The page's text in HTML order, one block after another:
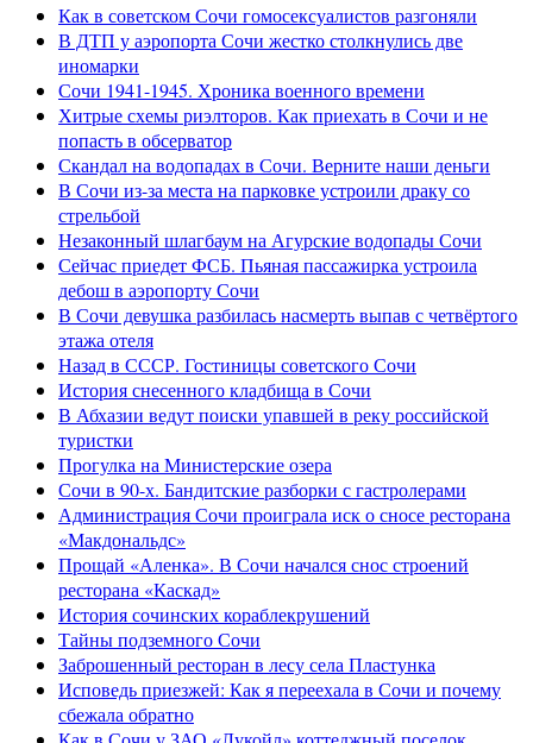
Как в советском Сочи гомосексуалистов разгоняли
В ДТП у аэропорта Сочи жестко столкнулись две
иномарки
Сочи 1941-1945. Хроника военного времени
Хитрые схемы риэлторов. Как приехать в Сочи и не
попасть в обсерватор
Скандал на водопадах в Сочи. Верните наши деньги
В Сочи из-за места на парковке устроили драку со
стрельбой
Незаконный шлагбаум на Агурские водопады Сочи
Сейчас приедет ФСБ. Пьяная пассажирка устроила
дебош в аэропорту Сочи
В Сочи девушка разбилась насмерть выпав с четвёртого
этажа отеля
Назад в СССР. Гостиницы советского Сочи
История снесенного кладбища в Сочи
В Абхазии ведут поиски упавшей в реку российской
туристки
Прогулка на Министерские озера
Сочи в 90-х. Бандитские разборки с гастролерами
Администрация Сочи проиграла иск о сносе ресторана
«Макдональдс»
Прощай «Аленка». В Сочи начался снос строений
ресторана «Каскад»
История сочинских кораблекрушений
Тайны подземного Сочи
Заброшенный ресторан в лесу села Пластунка
Исповедь приезжей: Как я переехала в Сочи и почему
сбежала обратно